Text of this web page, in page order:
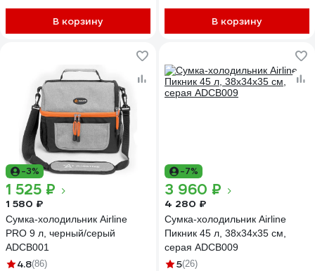
В корзину В корзину
-3%
1 525 ₽
1 580 ₽
Сумка-холодильник Airline
PRO 9 л, черный/серый
ADCB001
4.8(86)
-7%
3 960 ₽
4 280 ₽
Сумка-холодильник Airline
Пикник 45 л, 38х34х35 см,
серая ADCB009
5(26)